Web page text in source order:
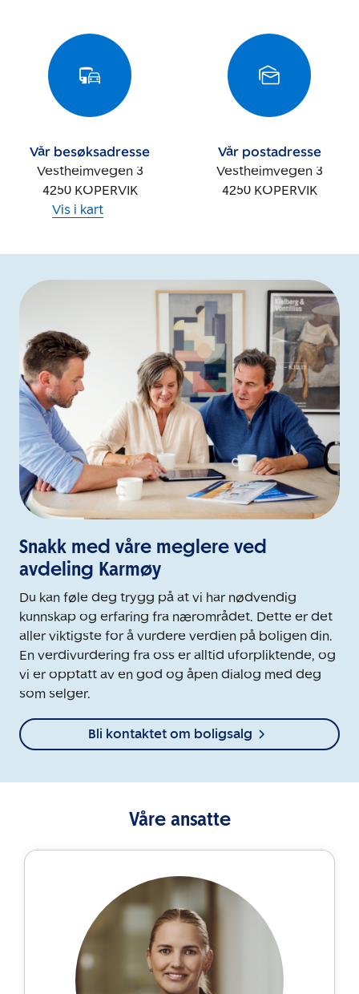
Vår besøksadresse
Vestheimvegen 3
4250 KOPERVIK
Vis i kart
Vår postadresse
Vestheimvegen 3
4250 KOPERVIK
Snakk med våre meglere ved
avdeling Karmøy
Du kan føle deg trygg på at vi har nødvendig
kunnskap og erfaring fra nærområdet. Dette er det
aller viktigste for å vurdere verdien på boligen din.
En verdivurdering fra oss er alltid uforpliktende, og
vi er opptatt av en god og åpen dialog med deg
som selger.
Bli kontaktet om boligsalg
Våre ansatte